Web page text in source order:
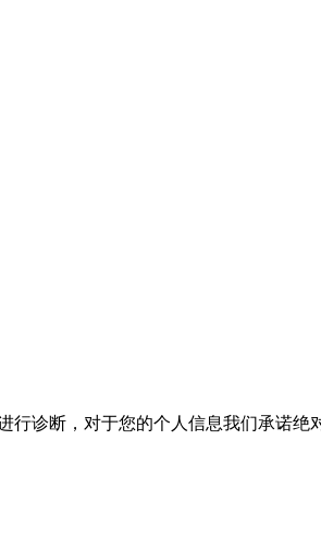
行诊断，对于您的个人信息我们承诺绝